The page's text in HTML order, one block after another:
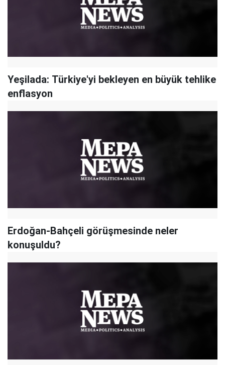
Yeşilada: Türkiye'yi bekleyen en büyük tehlike
enflasyon
Erdoğan-Bahçeli görüşmesinde neler
konuşuldu?